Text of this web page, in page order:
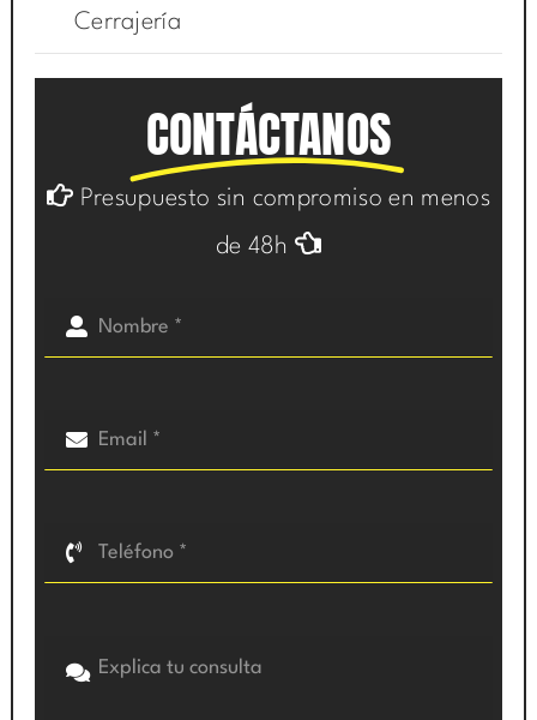
Cerrajería
CONTÁCTANOS
Presupuesto sin compromiso en menos
de 48h